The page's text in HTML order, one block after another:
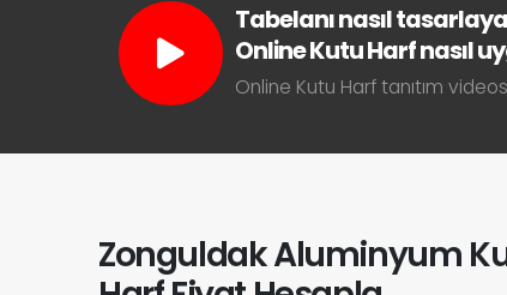
Tabelanı nasıl
Online Kutu Harf nasıl
Online Kutu Harf tanıtım
Zonguldak Aluminyum